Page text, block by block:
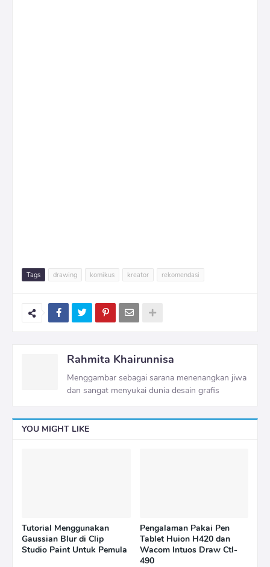
Tags drawing komikus kreator rekomendasi
Rahmita Khairunnisa
Menggambar sebagai sarana menenangkan jiwa
dan sangat menyukai dunia desain grafis
YOU MIGHT LIKE
Tutorial Menggunakan
Gaussian Blur di Clip
Studio Paint Untuk Pemula
Pengalaman Pakai Pen
Tablet Huion H420 dan
Wacom Intuos Draw Ctl-
490